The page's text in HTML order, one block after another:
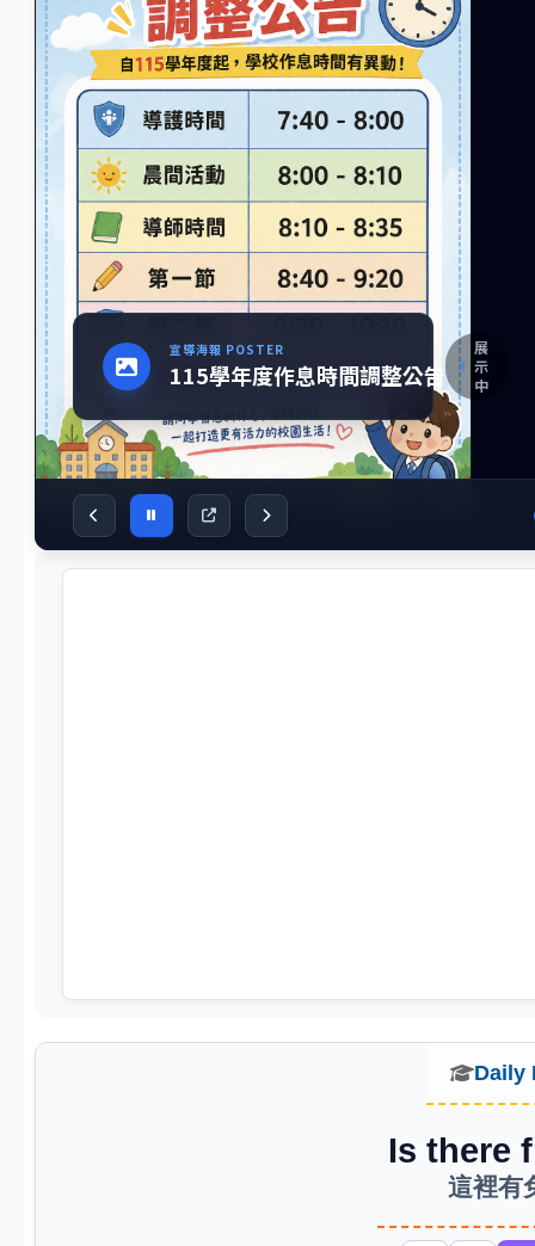
意見反應
霸凌申訴
教師專區
校務系統
資訊服務入口
教師進修網
研習訊息
器材借用
線上報修
場地預約
無線網路服務
Daily
Is there
這裡有